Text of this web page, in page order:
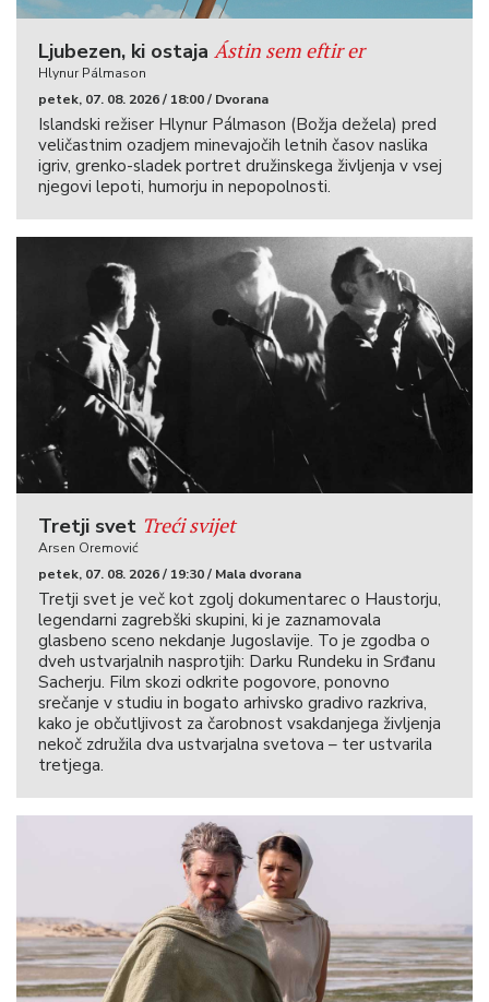
Ljubezen, ki ostaja Ástin sem eftir er
Hlynur Pálmason
petek, 07. 08. 2026 / 18:00 / Dvorana
Islandski režiser Hlynur Pálmason (Božja dežela) pred
veličastnim ozadjem minevajočih letnih časov naslika
igriv, grenko-sladek portret družinskega življenja v vsej
njegovi lepoti, humorju in nepopolnosti.
Tretji svet Treći svijet
Arsen Oremović
petek, 07. 08. 2026 / 19:30 / Mala dvorana
Tretji svet je več kot zgolj dokumentarec o Haustorju,
legendarni zagrebški skupini, ki je zaznamovala
glasbeno sceno nekdanje Jugoslavije. To je zgodba o
dveh ustvarjalnih nasprotjih: Darku Rundeku in Srđanu
Sacherju. Film skozi odkrite pogovore, ponovno
srečanje v studiu in bogato arhivsko gradivo razkriva,
kako je občutljivost za čarobnost vsakdanjega življenja
nekoč združila dva ustvarjalna svetova – ter ustvarila
tretjega.